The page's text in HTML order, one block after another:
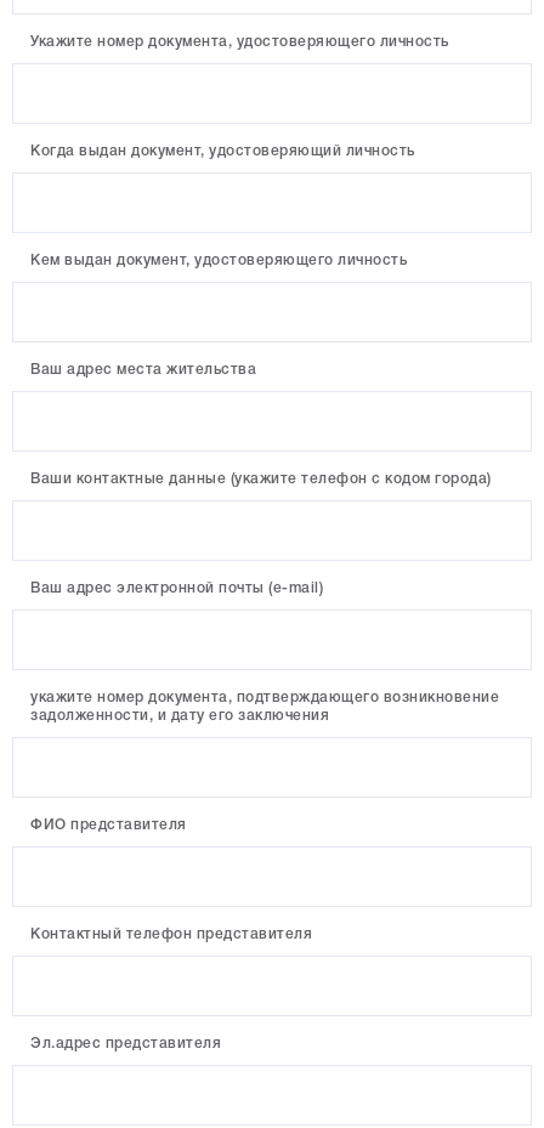
Укажите номер документа, удостоверяющего личность
Когда выдан документ, удостоверяющий личность
Кем выдан документ, удостоверяющего личность
Ваш адрес места жительства
Ваши контактные данные (укажите телефон с кодом города)
Ваш адрес электронной почты (e-mail)
укажите номер документа, подтверждающего возникновение
задолженности, и дату его заключения
ФИО представителя
Контактный телефон представителя
Эл.адрес представителя